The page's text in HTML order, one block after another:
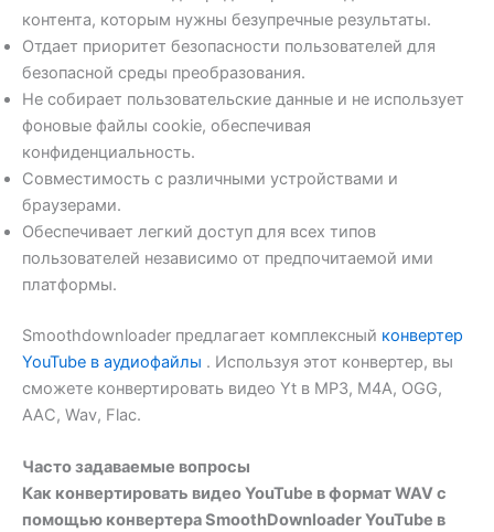
контента, которым нужны безупречные результаты.
Отдает приоритет безопасности пользователей для
безопасной среды преобразования.
Не собирает пользовательские данные и не использует
фоновые файлы cookie, обеспечивая
конфиденциальность.
Совместимость с различными устройствами и
браузерами.
Обеспечивает легкий доступ для всех типов
пользователей независимо от предпочитаемой ими
платформы.
Smoothdownloader предлагает комплексный конвертер
YouTube в аудиофайлы . Используя этот конвертер, вы
сможете конвертировать видео Yt в MP3, M4A, OGG,
AAC, Wav, Flac.
Часто задаваемые вопросы
Как конвертировать видео YouTube в формат WAV с
помощью конвертера SmoothDownloader YouTube в